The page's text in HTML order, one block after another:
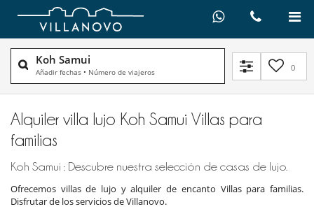
Koh Samui
Añadir fechas • Número de viajeros 0
Alquiler villa lujo Koh Samui Villas para
familias
Koh Samui : Descubre nuestra selección de casas de lujo.
Ofrecemos villas de lujo y alquiler de encanto Villas para familias.
Disfrutar de los servicios de Villanovo.